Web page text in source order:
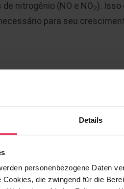
Details
personenbezogene Daten
die zwingend für die
de nitrogênio (NO e NO2). Isso
para seu
À ASSISTÊNCIA
equipe de serviço
rapidamente o
a unidade volte a funcionar